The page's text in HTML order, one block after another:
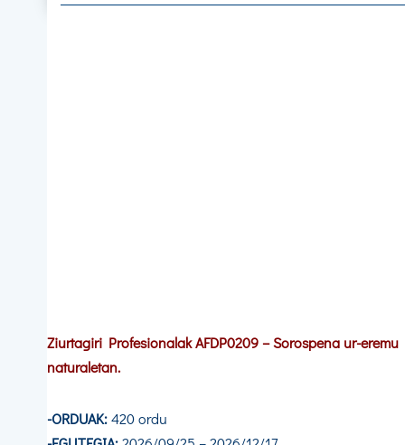
Ziurtagiri Profesionalak AFDP0209 – Sorospena ur-eremu
naturaletan.
-ORDUAK:420 ordu